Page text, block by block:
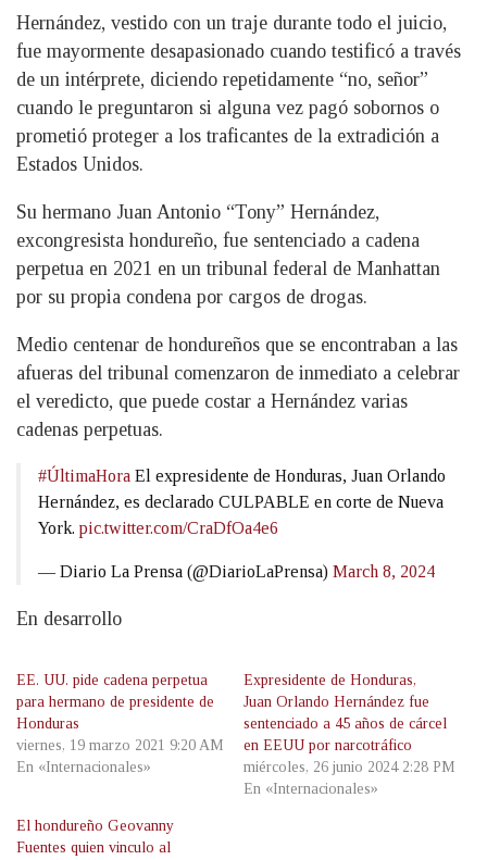
Hernández, vestido con un traje durante todo el juicio,
fue mayormente desapasionado cuando testificó a través
de un intérprete, diciendo repetidamente “no, señor”
cuando le preguntaron si alguna vez pagó sobornos o
prometió proteger a los traficantes de la extradición a
Estados Unidos.
Su hermano Juan Antonio “Tony” Hernández,
excongresista hondureño, fue sentenciado a cadena
perpetua en 2021 en un tribunal federal de Manhattan
por su propia condena por cargos de drogas.
Medio centenar de hondureños que se encontraban a las
afueras del tribunal comenzaron de inmediato a celebrar
el veredicto, que puede costar a Hernández varias
cadenas perpetuas.
#ÚltimaHora El expresidente de Honduras, Juan Orlando
Hernández, es declarado CULPABLE en corte de Nueva
York. pic.twitter.com/CraDfOa4e6
— Diario La Prensa (@DiarioLaPrensa) March 8, 2024
En desarrollo
EE. UU. pide cadena perpetua
para hermano de presidente de
Honduras
viernes, 19 marzo 2021 9:20 AM
En «Internacionales»
Expresidente de Honduras,
Juan Orlando Hernández fue
sentenciado a 45 años de cárcel
en EEUU por narcotráfico
miércoles, 26 junio 2024 2:28 PM
En «Internacionales»
El hondureño Geovanny
Fuentes quien vinculo al